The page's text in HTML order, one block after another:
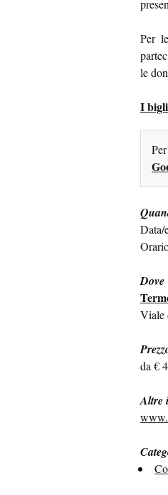
Per
le
I
Data/
Dove
Viale
da €
Altre